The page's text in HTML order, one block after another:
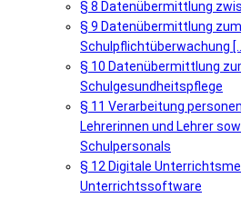
§ 8 Datenübermittlung
§ 9 Datenübermittlung
Schulpflichtüberwachung
§ 10 Datenübermittlung
Schulgesundheitspflege
§ 11 Verarbeitung
Lehrerinnen und Lehrer
Schulpersonals
§ 12 Digitale
Unterrichtssoftware